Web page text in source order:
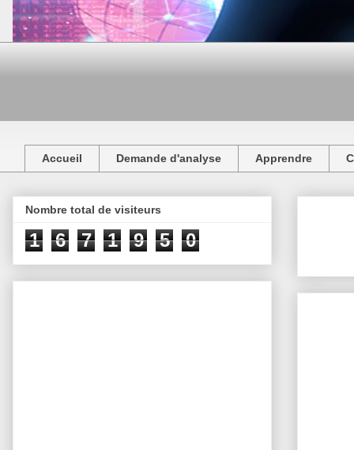
Accueil Demande d'analyse Apprendre
Nombre total de visiteurs
1 6 7 1 9 5 0